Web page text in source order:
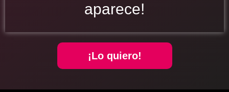
aparece!
¡Lo quiero!